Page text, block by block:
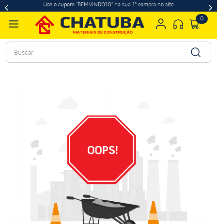
Use o cupom "BEMVINDO10" na sua 1ª compra no site
0
Buscar